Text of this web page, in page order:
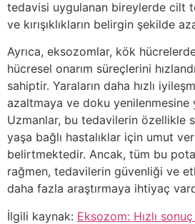
tedavisi uygulanan bireylerde cilt
ve kırışıklıkların belirgin şekilde
Ayrıca, eksozomlar, kök
hücresel onarım süreçlerini
sahiptir. Yaraların daha hızlı
azaltmaya ve doku yenilenmesine
Uzmanlar, bu tedavilerin özellikle
yaşa bağlı hastalıklar için umut
belirtmektedir. Ancak, tüm bu
rağmen, tedavilerin güvenliği ve
daha fazla araştırmaya ihtiyaç
İlgili kaynak: Eksozom: Hızlı